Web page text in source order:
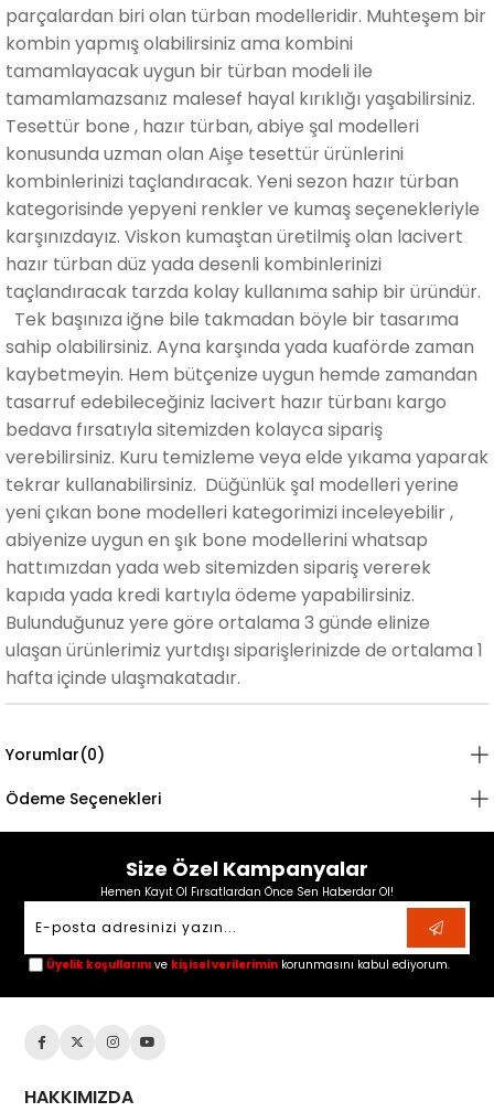
parçalardan biri olan türban modelleridir. Muhteşem bir
kombin yapmış olabilirsiniz ama kombini
tamamlayacak uygun bir türban modeli ile
tamamlamazsanız malesef hayal kırıklığı yaşabilirsiniz.
Tesettür bone , hazır türban, abiye şal modelleri
konusunda uzman olan Aişe tesettür ürünlerini
kombinlerinizi taçlandıracak. Yeni sezon hazır türban
kategorisinde yepyeni renkler ve kumaş seçenekleriyle
karşınızdayız. Viskon kumaştan üretilmiş olan lacivert
hazır türban düz yada desenli kombinlerinizi
taçlandıracak tarzda kolay kullanıma sahip bir üründür.
Tek başınıza iğne bile takmadan böyle bir tasarıma
sahip olabilirsiniz. Ayna karşında yada kuaförde zaman
kaybetmeyin. Hem bütçenize uygun hemde zamandan
tasarruf edebileceğiniz lacivert hazır türbanı kargo
bedava fırsatıyla sitemizden kolayca sipariş
verebilirsiniz. Kuru temizleme veya elde yıkama yaparak
tekrar kullanabilirsiniz. Düğünlük şal modelleri yerine
yeni çıkan bone modelleri kategorimizi inceleyebilir ,
abiyenize uygun en şık bone modellerini whatsap
hattımızdan yada web sitemizden sipariş vererek
kapıda yada kredi kartıyla ödeme yapabilirsiniz.
Bulunduğunuz yere göre ortalama 3 günde elinize
ulaşan ürünlerimiz yurtdışı siparişlerinizde de ortalama 1
hafta içinde ulaşmakatadır.
Yorumlar(0)
Ödeme Seçenekleri
Size Özel Kampanyalar
Hemen Kayıt Ol Fırsatlardan Önce Sen Haberdar Ol!
Üyelik koşullarını ve kişisel verilerimin korunmasını kabul ediyorum.
HAKKIMIZDA